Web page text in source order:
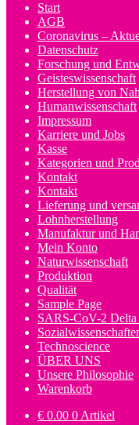
Start
AGB
Coronavirus –
Datenschutz
Forschung und
Geisteswissenschaft
Herstellung von
Humanwissenschaft
Impressum
Karriere und Jobs
Kasse
Kategorien und
Kontakt
Kontakt
Lieferung und
Lohnherstellung
Manufaktur und
Mein Konto
Naturwissenschaft
Produktion
Qualität
Sample Page
SARS-CoV-2
Technoscience
ÜBER UNS
Unsere Philosophie
Warenkorb
€ 0.00 0 Artikel